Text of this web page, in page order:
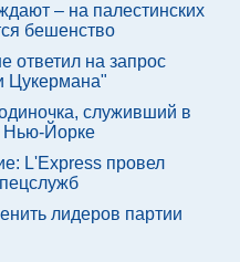
– на палестинских
бешенство
ответил на запрос
Цукермана"
служивший в
Нью-Йорке
L'Express провел
лидеров партии